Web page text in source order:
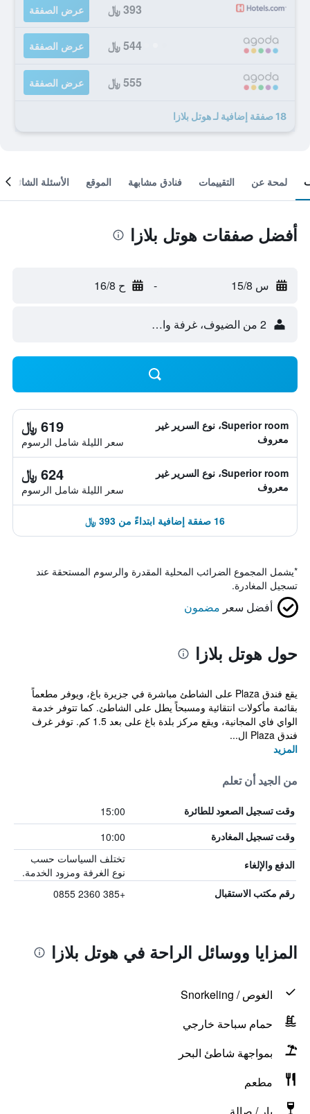
393 ﷼ عرض الصفقة
544 ﷼ عرض الصفقة
555 ﷼ عرض الصفقة
18 صفقة إضافية لـ هوتل بلازا
لمحة عن التقييمات فنادق مشابهة الموقع الأسئلة الشائعة
أفضل صفقات هوتل بلازا
س 15/8 - ح 16/8
2 من الضيوف، غرفة واحدة
Superior room، نوع السرير غير
معروف
619 ﷼
سعر الليلة شامل الرسوم
Superior room، نوع السرير غير
معروف
624 ﷼
سعر الليلة شامل الرسوم
16 صفقة إضافية ابتداءً من 393 ﷼
*يشمل المجموع الضرائب المحلية المقدرة والرسوم المستحقة عند
تسجيل المغادرة.
أفضل سعر مضمون
حول هوتل بلازا
يقع فندق Plaza على الشاطئ مباشرة في جزيرة باغ، ويوفر مطعماً
بقائمة مأكولات انتقائية ومسبحاً يطل على الشاطئ. كما تتوفر خدمة
الواي فاي المجانية، ويقع مركز بلدة باغ على بعد 1.5 كم. توفر غرف
فندق Plaza ال...
المزيد
من الجيد أن تعلم
وقت تسجيل الصعود للطائرة 15:00
وقت تسجيل المغادرة 10:00
الدفع والإلغاء
تختلف السياسات حسب
نوع الغرفة ومزود الخدمة.
رقم مكتب الاستقبال +385 2360 0855
المزايا ووسائل الراحة في هوتل بلازا
الغوص / Snorkeling
حمام سباحة خارجي
بمواجهة شاطئ البحر
مطعم